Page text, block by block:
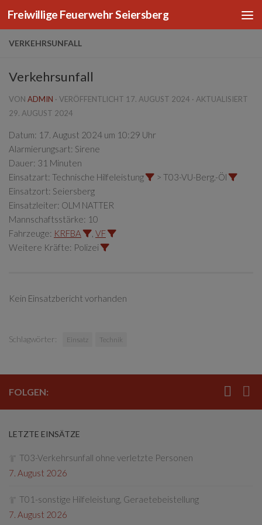
Zum Inhalt springen
Freiwillige Feuerwehr Seiersberg
VERKEHRSUNFALL
Verkehrsunfall
VON ADMIN · VERÖFFENTLICHT 17. AUGUST 2024 · AKTUALISIERT
29. AUGUST 2024
Datum: 17. August 2024 um 10:29 Uhr
Alarmierungsart: Sirene
Dauer: 31 Minuten
Einsatzart: Technische Hilfeleistung
> T03-VU-Berg.-Öl
Einsatzort: Seiersberg
Einsatzleiter: OLM NATTER
Mannschaftsstärke: 10
Fahrzeuge: KRFBA
VF
Weitere Kräfte: Polizei
Kein Einsatzbericht vorhanden
Schlagwörter: Einsatz Technik
FOLGEN:
LETZTE EINSÄTZE
T03-Verkehrsunfall ohne verletzte Personen
7. August 2026
T01-sonstige Hilfeleistung, Geraetebeistellung
7. August 2026